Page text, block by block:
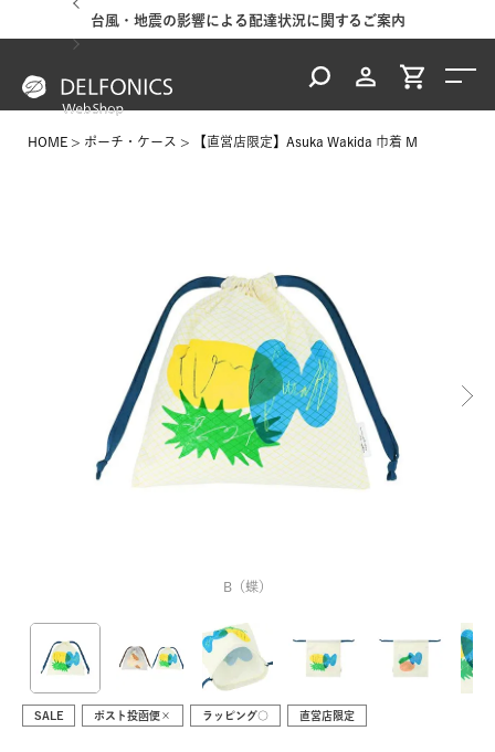
台風・地震の影響による配達状況に関するご案内
HOME ポーチ・ケース 【直営店限定】Asuka Wakida 巾着 M
B（蝶）
SALE ポスト投函便× ラッピング○ 直営店限定